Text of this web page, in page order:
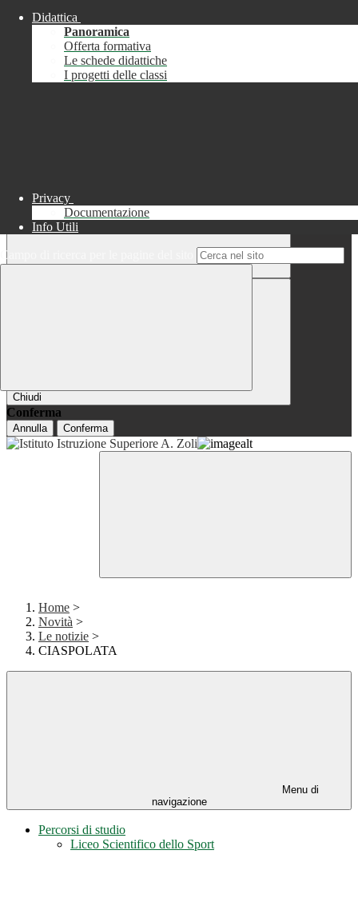
Chiudi
Informazione
Chiudi
Conferma
Annulla Conferma
Didattica
Panoramica
Offerta formativa
Le schede didattiche
I progetti delle classi
Privacy
Documentazione
Info Utili
Campo di ricerca per le pagine del sito
Home >
Novità >
Le notizie >
CIASPOLATA
Menu di
navigazione
Percorsi di studio
Liceo Scientifico dello Sport